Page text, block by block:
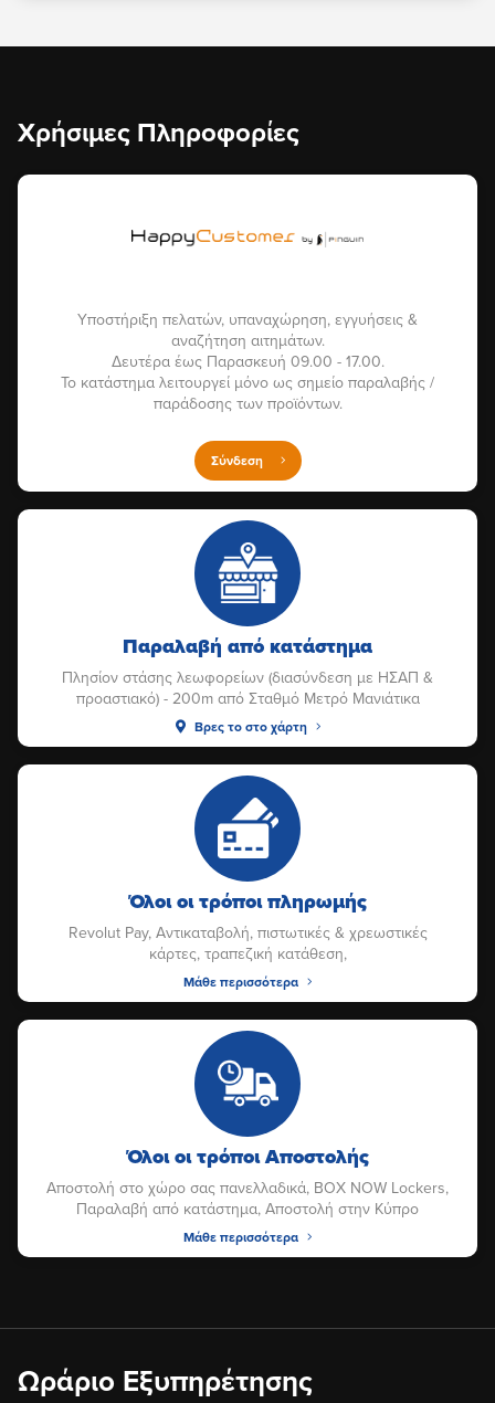
Χρήσιμες Πληροφορίες
Υποστήριξη πελατών, υπαναχώρηση, εγγυήσεις &
αναζήτηση αιτημάτων.
Δευτέρα έως Παρασκευή 09.00 - 17.00.
Το κατάστημα λειτουργεί μόνο ως σημείο παραλαβής /
παράδοσης των προϊόντων.
Σύνδεση
Παραλαβή από κατάστημα
Πλησίον στάσης λεωφορείων (διασύνδεση με ΗΣΑΠ &
προαστιακό) - 200m από Σταθμό Μετρό Μανιάτικα
Βρες το στο χάρτη
Όλοι οι τρόποι πληρωμής
Revolut Pay, Αντικαταβολή, πιστωτικές & χρεωστικές
κάρτες, τραπεζική κατάθεση,
Μάθε περισσότερα
Όλοι οι τρόποι Αποστολής
Αποστολή στο χώρο σας πανελλαδικά, BOX NOW Lockers,
Παραλαβή από κατάστημα, Αποστολή στην Κύπρο
Μάθε περισσότερα
Ωράριο Εξυπηρέτησης